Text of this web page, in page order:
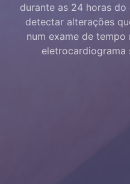
durante as 24 horas do
detectar alterações
num exame de
eletrocardiograma